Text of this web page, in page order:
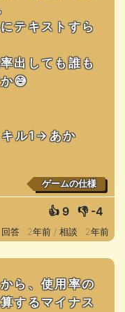
テキストすら
出しても誰も
😅
ル1→あか
ゲームの仕様
👍 9 👎 -4
回答 : 2年前 / 相談 : 2年前
ら、使用率の
するマイナス